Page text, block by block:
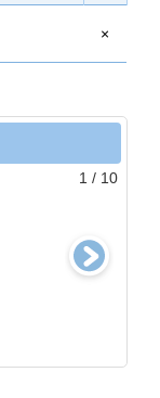
×
1 / 10